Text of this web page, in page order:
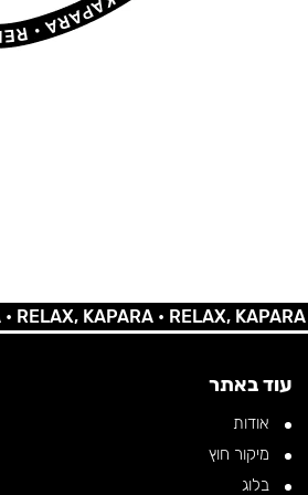
KAPARA •RELAX, KAPARA •
עוד באתר
אודות
מיקור חוץ
בלוג